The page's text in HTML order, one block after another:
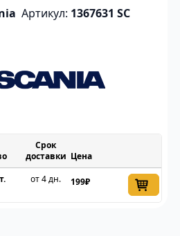
Артикул: 1367631 SC
Срок
доставки Цена
от 4 дн. 199₽